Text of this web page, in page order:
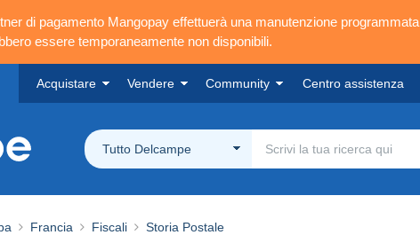
di pagamento Mangopay effettuerà una manutenzione programmata
essere temporaneamente non disponibili.
Acquistare Vendere Community Centro assistenza
Tutto Delcampe
Francia Fiscali Storia Postale